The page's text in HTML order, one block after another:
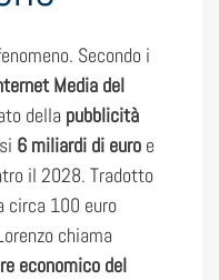
Secondo i
Media del
della pubblicità
6 miliardi di euro e
il 2028. Tradotto
circa 100 euro
chiama
economico del